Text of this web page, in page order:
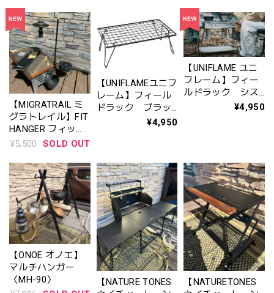
フ ブラック
【MIGRATRAIL ミ
グラトレイル】FIT
HANGER フィット
ハンガー〈C0112 -
※キャンプギア セ
レクトショップ /
キャンプギア ECサ
イト専売商品
¥5,500 SOLD OUT
【UNIFLAMEユニフ
レーム】フィール
ドラック ブラッ
¥4,950
【UNIFLAME ユニ
フレーム】フィー
ルドラック シス
¥4,950
【ONOE オノエ】
マルチハンガー
〈MH-90〉
【NATURE TONES
【NATURETONES